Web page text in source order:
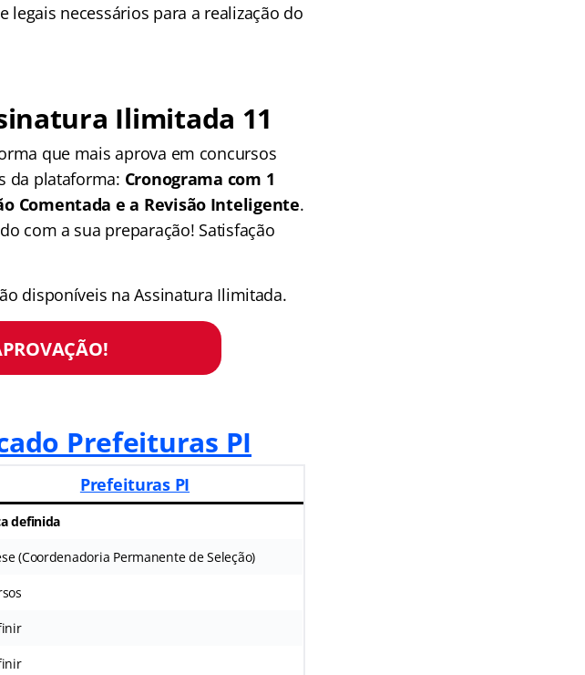
necessários para a realização do
Ilimitada 11
que mais aprova em concursos
da plataforma: Cronograma com 1
Comentada e a Revisão Inteligente.
com a sua preparação! Satisfação
disponíveis na Assinatura Ilimitada.
Prefeituras PI
Prefeituras PI
definida
(Coordenadoria Permanente de Seleção)